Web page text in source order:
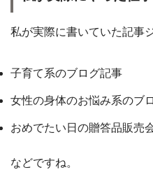
私が実際に書いていた記事
子育て系のブログ記事
女性の身体のお悩み系のブ
おめでたい日の贈答品販売
などですね。